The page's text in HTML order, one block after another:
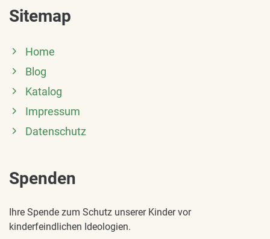
Sitemap
Home
Blog
Katalog
Impressum
Datenschutz
Spenden
Ihre Spende zum Schutz unserer Kinder vor
kinderfeindlichen Ideologien.